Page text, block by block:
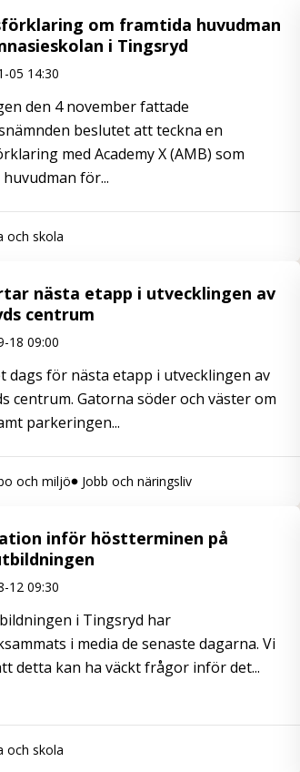
om framtida huvudman
i Tingsryd
05 14:30
den 4 november fattade
beslutet att teckna en
med Academy X (AMB) som
för...
och skola
nästa etapp i utvecklingen av
centrum
18 09:00
dags för nästa etapp i utvecklingen av
centrum. Gatorna söder och väster om
parkeringen...
och miljö Jobb och näringsliv
inför höstterminen på
12 09:30
i Tingsryd har
i media de senaste dagarna. Vi
detta kan ha väckt frågor inför det...
och skola